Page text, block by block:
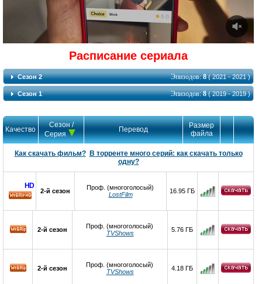
Расписание сериала
Сезон 2 Эпизодов:8( 2021 - 2021 )
Сезон 1 Эпизодов:8( 2019 - 2019 )
Качество
Сезон /
Серия
Перевод
Размер
файла
Как скачать фильм?
В торренте много серий: как скачать только
одну?
HD
2-й сезон
Проф. (многоголосый)
LostFilm
16.95 ГБ
2-й сезон
Проф. (многоголосый)
TVShows
5.76 ГБ
2-й сезон
Проф. (многоголосый)
TVShows
4.18 ГБ